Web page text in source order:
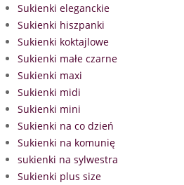
Sukienki eleganckie
Sukienki hiszpanki
Sukienki koktajlowe
Sukienki małe czarne
Sukienki maxi
Sukienki midi
Sukienki mini
Sukienki na co dzień
Sukienki na komunię
sukienki na sylwestra
Sukienki plus size